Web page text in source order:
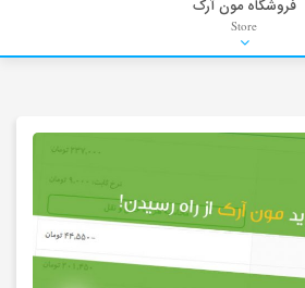
PNG-PSD
فروشگاه مون آرک
Store